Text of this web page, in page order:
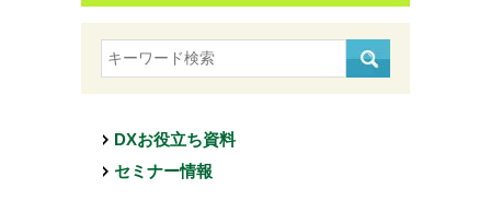
DXお役立ち資料
セミナー情報